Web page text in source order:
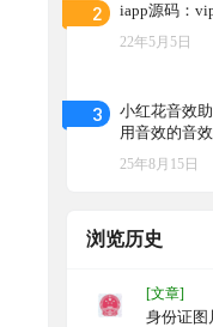
2 iapp源码：
22年5月5日
3
小红花音效
用音效的音
25年8月15日
浏览历史
[文章]
身份证图